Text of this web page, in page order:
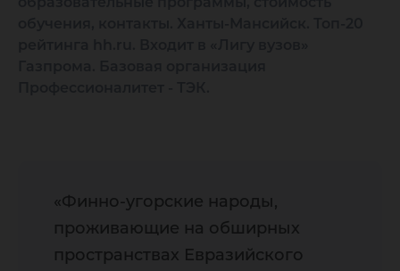
«Финно-угорские народы,
проживающие на обширных
пространствах Евразийского